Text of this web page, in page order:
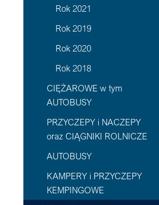
Rok 2021
Rok 2019
Rok 2020
Rok 2018
CIĘŻAROWE w tym
AUTOBUSY
PRZYCZEPY i NACZEPY
oraz CIĄGNIKI ROLNICZE
AUTOBUSY
KAMPERY i PRZYCZEPY
KEMPINGOWE